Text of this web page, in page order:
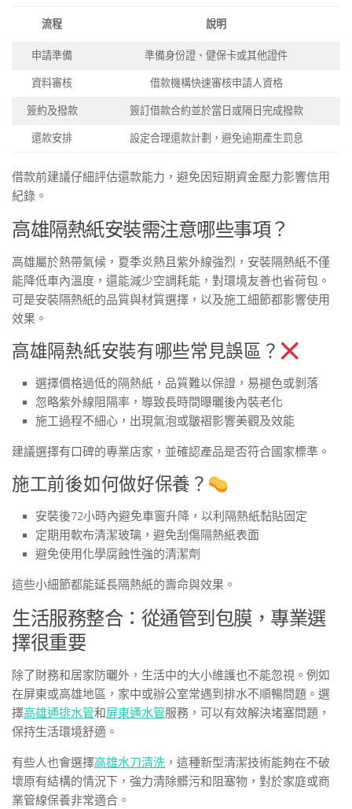
流程 說明
申請準備 準備身份證、健保卡或其他證件
資料審核 借款機構快速審核申請人資格
簽約及撥款 簽訂借款合約並於當日或隔日完成撥款
還款安排 設定合理還款計劃，避免逾期產生罰息
借款前建議仔細評估還款能力，避免因短期資金壓力影響信用
紀錄。
高雄隔熱紙安裝需注意哪些事項？
高雄屬於熱帶氣候，夏季炎熱且紫外線強烈，安裝隔熱紙不僅
能降低車內溫度，還能減少空調耗能，對環境友善也省荷包。
可是安裝隔熱紙的品質與材質選擇，以及施工細節都影響使用
效果。
高雄隔熱紙安裝有哪些常見誤區？
選擇價格過低的隔熱紙，品質難以保證，易褪色或剝落
忽略紫外線阻隔率，導致長時間曝曬後內裝老化
施工過程不細心，出現氣泡或皺褶影響美觀及效能
建議選擇有口碑的專業店家，並確認產品是否符合國家標準。
施工前後如何做好保養？
安裝後72小時內避免車窗升降，以利隔熱紙黏貼固定
定期用軟布清潔玻璃，避免刮傷隔熱紙表面
避免使用化學腐蝕性強的清潔劑
這些小細節都能延長隔熱紙的壽命與效果。
生活服務整合：從通管到包膜，專業選
擇很重要
除了財務和居家防曬外，生活中的大小維護也不能忽視。例如
在屏東或高雄地區，家中或辦公室常遇到排水不順暢問題。選
擇高雄通排水管和屏東通水管服務，可以有效解決堵塞問題，
保持生活環境舒適。
有些人也會選擇高雄水刀清洗 ，這種新型清潔技術能夠在不破
壞原有結構的情況下，強力清除髒污和阻塞物，對於家庭或商
業管線保養非常適合。